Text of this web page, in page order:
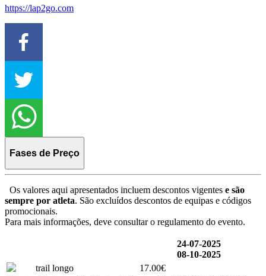
https://lap2go.com
Fases de Preço
Os valores aqui apresentados incluem descontos vigentes e são
sempre por atleta. São excluídos descontos de equipas e códigos
promocionais.
Para mais informações, deve consultar o regulamento do evento.
24-07-2025
08-10-2025
trail longo
17.00€